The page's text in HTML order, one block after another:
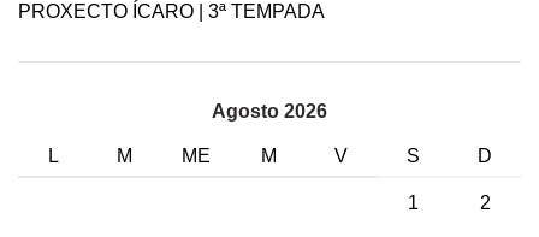
PROXECTO ÍCARO | 3ª TEMPADA
Agosto 2026
L M ME M V S D
1 2